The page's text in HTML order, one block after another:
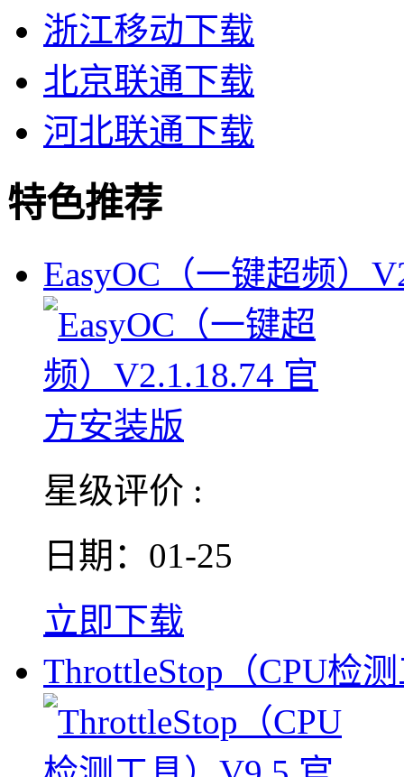
浙江移动下载
北京联通下载
河北联通下载
特色推荐
EasyOC（一键超频）
星级评价 :
日期：01-25
立即下载
ThrottleStop（CPU检